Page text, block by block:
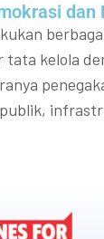
dan
tata kelola